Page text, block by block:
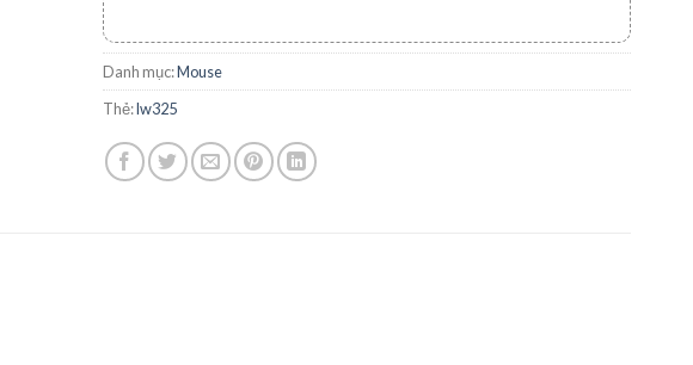
Danh mục:Mouse
Thẻ:lw325